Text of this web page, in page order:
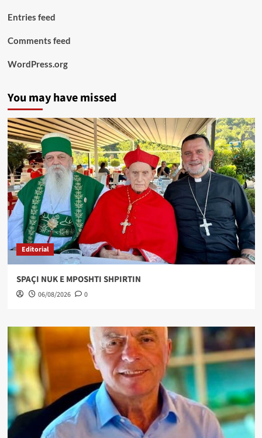
Entries feed
Comments feed
WordPress.org
You may have missed
Editorial
SPAÇI NUK E MPOSHTI SHPIRTIN
06/08/2026 0